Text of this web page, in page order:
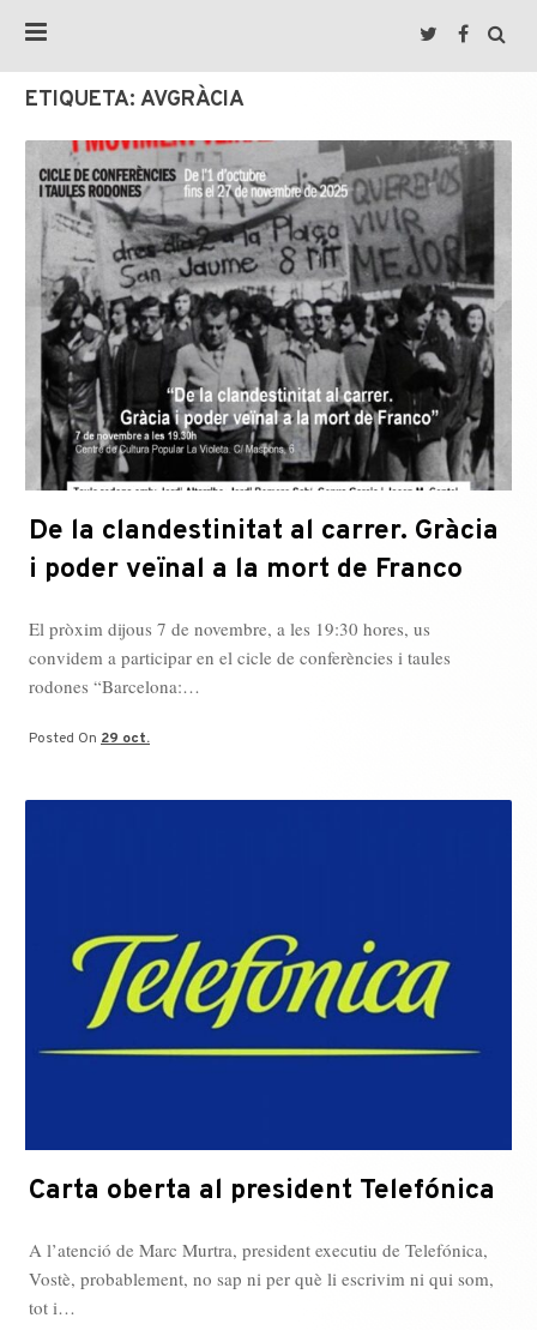
ETIQUETA: AVGRÀCIA
De la clandestinitat al carrer. Gràcia
i poder veïnal a la mort de Franco
El pròxim dijous 7 de novembre, a les 19:30 hores, us
convidem a participar en el cicle de conferències i taules
rodones “Barcelona:…
Posted On 29 oct.
Carta oberta al president Telefónica
A l’atenció de Marc Murtra, president executiu de Telefónica,
Vostè, probablement, no sap ni per què li escrivim ni qui som,
tot i…